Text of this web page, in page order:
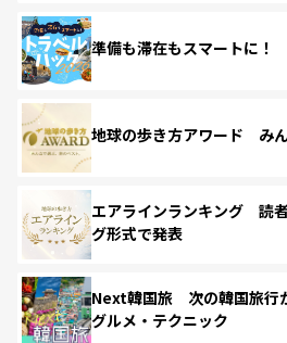
準備も滞在もスマートに
地球の歩き方アワード みん
エアラインランキング 読
グ形式で発表
Next韓国旅 次の韓国旅行
グルメ・テクニック